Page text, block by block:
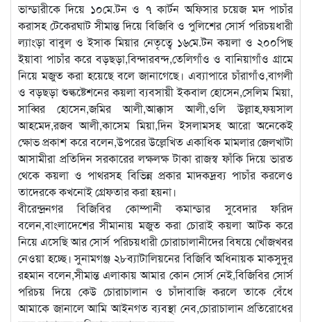
ভান্ডারীকে দিয়ে ১০মে.টন ও ৭ কার্টন অফিসার চয়েজ মদ পাচাঁর
করাসহ টেকেরঘাট সীমান্ত দিয়ে বিজিবি ও পুলিশের সোর্স পরিচয়ধারী
ল্যাংড়া বাবুল ও ইসাক মিয়ার নেতৃত্বে ১৬মে.টন কয়লা ও ২০০পিছ
ইয়াবা পাচাঁর করে বড়ছড়া,বিন্দারবন্দ,তেলিগাঁও ও বানিয়াগাঁও গ্রামে
নিয়ে মজুত করা হয়েছে বলে জানাগেছে। এব্যাপারে চাঁরাগাঁও,বাগলী
ও বড়ছড়া শুল্কষ্টেশনের কয়লা ব্যবসায়ী ইকবাল হোসেন,সেলিম মিয়া,
সাব্বির হোসেন,জমির আলী,আক্কাস আলী,ওলি উল্লাহ,ফয়সাল
আহমেদ,রজব আলী,কাসেম মিয়া,দিন ইসলামসহ আরো অনেকেই
ক্ষোভ প্রকাশ করে বলেন,উপরের উল্লেখিত একাধিক মামলার জেলখাটা
আসামীরা প্রতিদিন সরকারের লক্ষলক্ষ টাকা রাজস্ব ফাঁকি দিয়ে ভারত
থেকে কয়লা ও পাথরসহ বিভিন্ন প্রকার মাদকদ্রব্য পাচাঁর করলেও
তাদেরকে কখনোই গ্রেফতার করা হয়না।
বীরেন্দ্রনগর বিজিবির কোম্পানী কমান্ডার সুবেদার ফরিদ
বলেন,বাংলাদেশের সীমানায় মজুত করা চোরাই কয়লা আটক করে
নিয়ে এসেছি আর সোর্স পরিচয়ধারী চোরাচালানীদের বিষয়ে খোঁজখবর
নেওয়া হচ্ছে। সুনামগঞ্জ ২৮ব্যাটালিয়নের বিজিবি অধিনায়ক মাকসুদুর
রহমান বলেন,সীমান্ত এলাকায় আমার কোন সোর্স নেই,বিজিবির সোর্স
পরিচয় দিয়ে কেউ চোরাচালান ও চাঁদাবাজি করলে তাকে বেঁধে
আমাকে জানালে আমি আইনগত ব্যবস্থা নেব,চোরাচালান প্রতিরোধের